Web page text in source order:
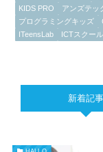
KIDS PRO
アンズテッ
プログラミングキッズ
ITeensLab
ICTスクー
新着記事